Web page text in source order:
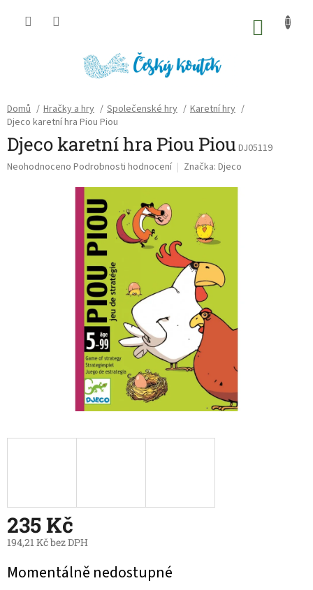
Domů / Hračky a hry / Společenské hry / Karetní hry /
Djeco karetní hra Piou Piou
Djeco karetní hra Piou Piou DJ05119
Průměrné
Neohodnoceno Podrobnosti hodnocení Značka: Djeco
235 Kč
194,21 Kč bez DPH
cena:
Momentálně nedostupné